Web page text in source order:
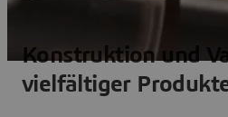
Konstruktion und
vielfältiger